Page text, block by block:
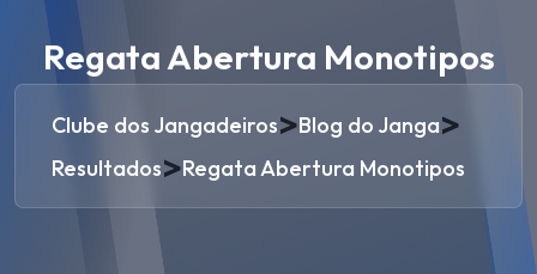
Regata Abertura Monotipos
Clube dos Jangadeiros>Blog do Janga>
Resultados>Regata Abertura Monotipos